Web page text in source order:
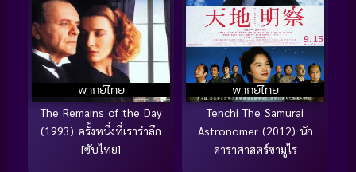
พากย์ไทย
The Remains of the Day
(1993) ครั้งหนึ่งที่เรารำลึก
[ซับไทย]
พากย์ไทย
Tenchi The Samurai
Astronomer (2012) นัก
ดาราศาสตร์ซามูไร